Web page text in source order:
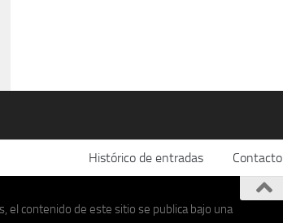
Histórico de entradas Contacto
el contenido de este sitio se publica bajo una